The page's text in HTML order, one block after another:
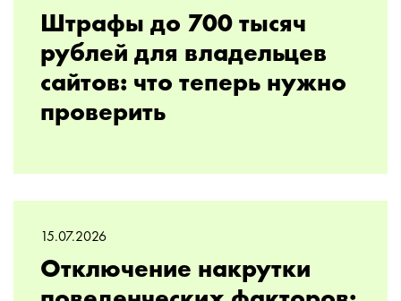
Штрафы до 700 тысяч
рублей для владельцев
сайтов: что теперь нужно
проверить
15.07.2026
Отключение накрутки